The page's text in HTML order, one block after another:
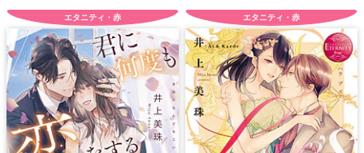
エタニティ・赤 エタニティ・赤